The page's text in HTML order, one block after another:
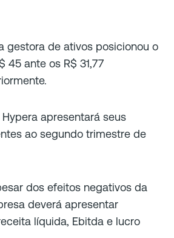
gestora de ativos posicionou o
45 ante os R$ 31,77
apresentará seus
ao segundo trimestre de
dos efeitos negativos da
deverá apresentar
líquida, Ebitda e lucro